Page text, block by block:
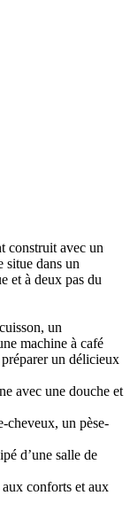
construit avec un
situe dans un
et à deux pas du
un
machine à café
préparer un délicieux
avec une douche et
cheveux, un pèse-
d’une salle de
conforts et aux